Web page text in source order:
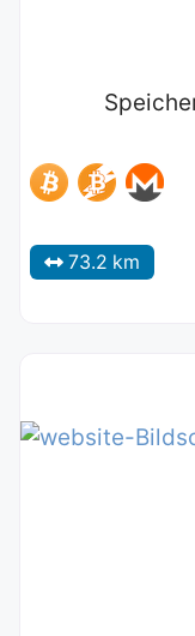
73.2 km